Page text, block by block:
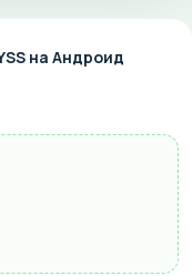
на Андроид